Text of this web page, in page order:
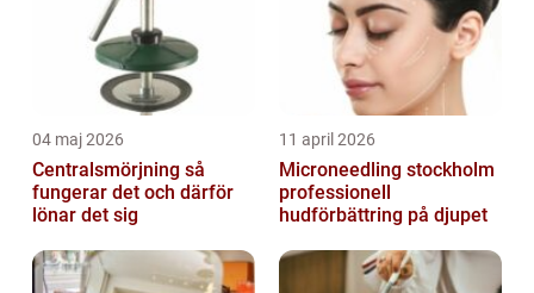
04 maj 2026
Centralsmörjning så
fungerar det och därför
lönar det sig
11 april 2026
Microneedling stockholm
professionell
hudförbättring på djupet